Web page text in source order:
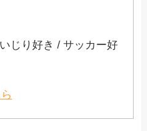
じり好き / サッカー好